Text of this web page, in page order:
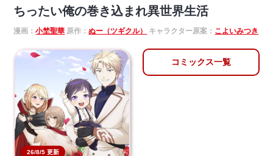
ちったい俺の巻き込まれ異世界生活
漫画：小埜聖華 原作：ぬー（ツギクル） キャラクター原案： こよいみつき
26/8/5 更新
コミックス一覧